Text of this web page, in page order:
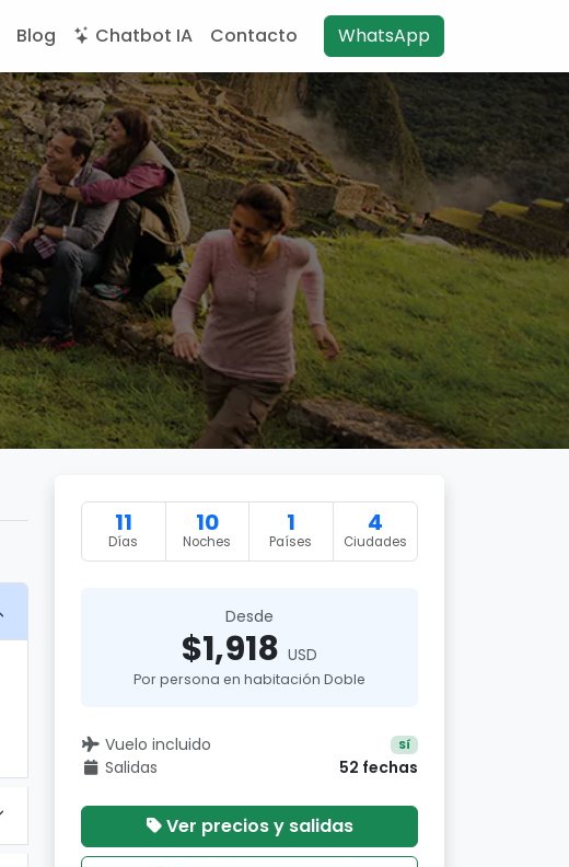
Blog Chatbot IA Contacto WhatsApp
11
Días
10
Noches
1
Países
4
Ciudades
Desde
$1,918 USD
Por persona en habitación Doble
Vuelo incluido Sí
Salidas 52 fechas
Ver precios y salidas